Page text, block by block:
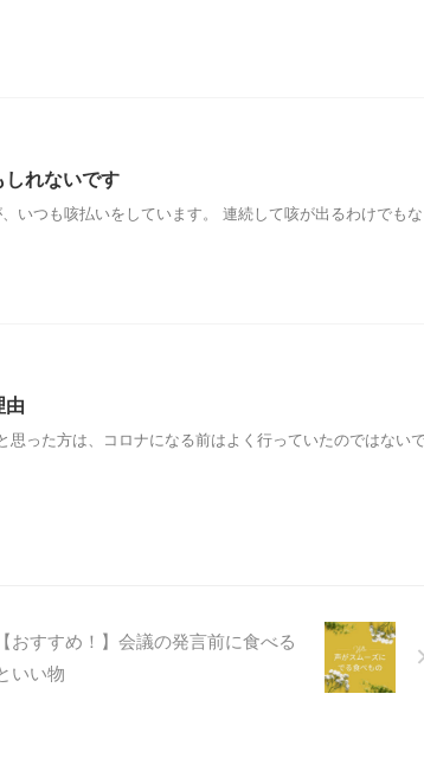
れないです
いつも咳払いをしています。 連続して咳が出るわけでもな
由
思った方は、コロナになる前はよく行っていたのではない
【おすすめ！】会議の発言前に食べる
いい物